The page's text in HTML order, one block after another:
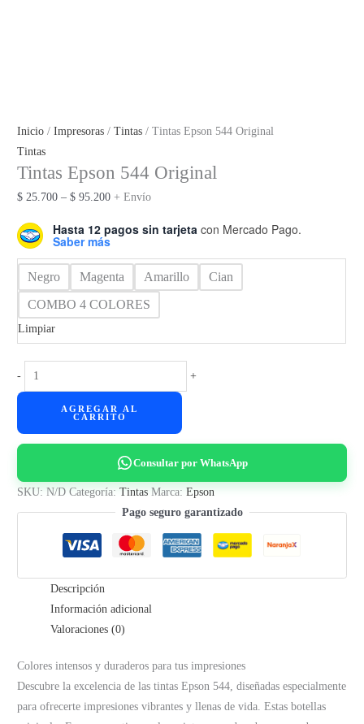
Inicio /Impresoras /Tintas / Tintas Epson 544 Original
Tintas
Tintas Epson 544 Original
$ 25.700 – $ 95.200Rango
precios:
desde
$ 25.700
hasta
$ 95.200
+ Envío
Hasta 12 pagos sin tarjeta con Mercado Pago.
Saber más
Negro Magenta Amarillo
Cian
COMBO 4 COLORES
Limpiar
-
Tintas
Epson
+
AGREGAR AL
CARRITO
Consultar por WhatsApp
SKU:N/D Categoría:Tintas Marca:Epson
Pago seguro garantizado
Descripción
Información adicional
Valoraciones (0)
Colores intensos y duraderos para tus impresiones
Descubre la excelencia de las tintas Epson 544, diseñadas especialmente
para ofrecerte impresiones vibrantes y llenas de vida. Estas botellas